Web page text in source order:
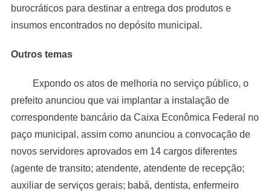
burocráticos para destinar a entrega dos produtos e
insumos encontrados no depósito municipal.
Outros temas
Expondo os atos de melhoria no serviço público, o
prefeito anunciou que vai implantar a instalação de
correspondente bancário da Caixa Econômica Federal no
paço municipal, assim como anunciou a convocação de
novos servidores aprovados em 14 cargos diferentes
(agente de transito; atendente, atendente de recepção;
auxiliar de serviços gerais; babá, dentista, enfermeiro